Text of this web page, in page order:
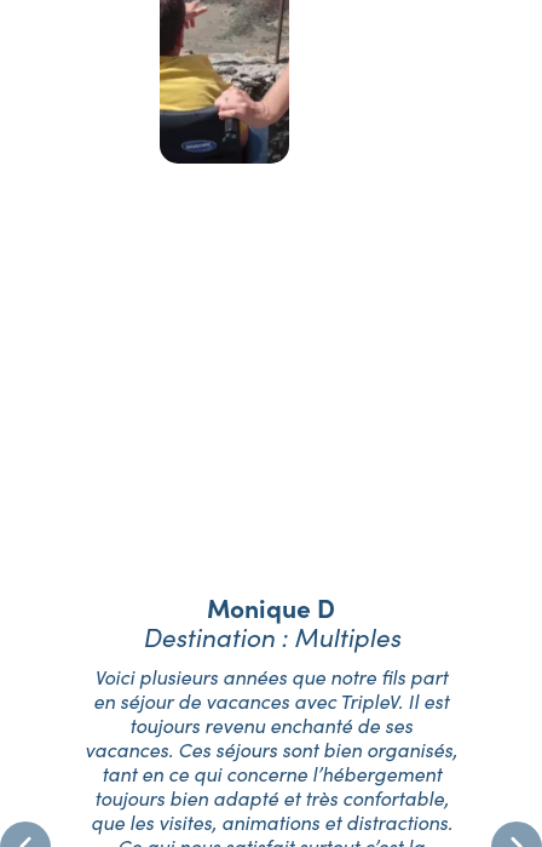
Voici plusieurs années que notre fils part
en séjour de vacances avec TripleV. Il est
toujours revenu enchanté de ses
vacances. Ces séjours sont bien organisés,
tant en ce qui concerne l’hébergement
toujours bien adapté et très confortable,
que les visites, animations et distractions.
Monique D
Destination : Multiples